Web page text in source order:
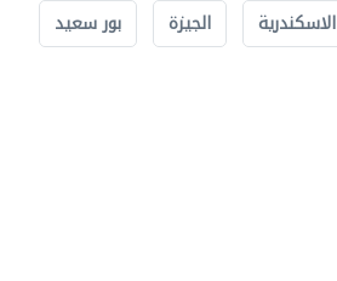
الاسكندرية الجيزة بور سعيد